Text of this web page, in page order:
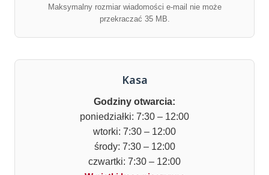
Maksymalny rozmiar wiadomości e-mail nie może
przekraczać 35 MB.
Kasa
Godziny otwarcia:
poniedziałki: 7:30 – 12:00
wtorki: 7:30 – 12:00
środy: 7:30 – 12:00
czwartki: 7:30 – 12:00